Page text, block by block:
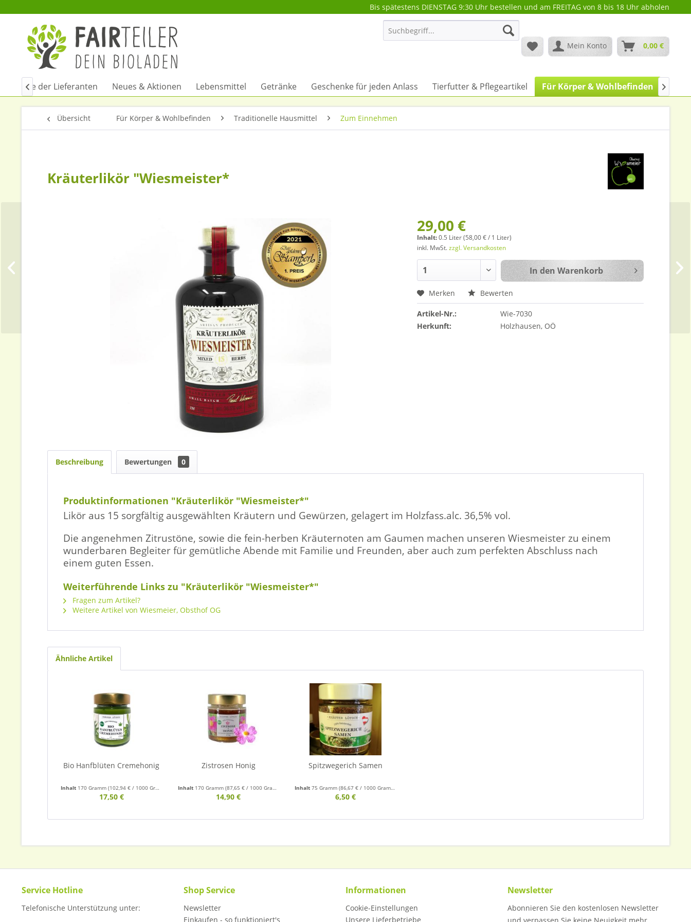
Bis spätestens DIENSTAG 9:30 Uhr bestellen und am FREITAG von 8 bis 18 Uhr abholen
Mein Konto 0,00 €
Urlaube der Lieferanten Neues & Aktionen Lebensmittel Getränke Geschenke für jeden Anlass Tierfutter & Pflegeartikel Für Körper & Wohlbefinden
 
Übersicht Für Körper & Wohlbefinden Traditionelle Hausmittel Zum Einnehmen
Kräuterlikör "Wiesmeister*
29,00 €
Inhalt:0.5 Liter (58,00 € / 1 Liter)
inkl. MwSt.zzgl. Versandkosten
In den Warenkorb
Merken Bewerten
Artikel-Nr.:
Wie-7030
Herkunft:
Holzhausen, OÖ
Beschreibung Bewertungen 0
Produktinformationen "Kräuterlikör "Wiesmeister*"
Likör aus 15 sorgfältig ausgewählten Kräutern und Gewürzen, gelagert im Holzfass.alc. 36,5% vol.
Die angenehmen Zitrustöne, sowie die fein-herben Kräuternoten am Gaumen machen unseren Wiesmeister zu einem
wunderbaren Begleiter für gemütliche Abende mit Familie und Freunden, aber auch zum perfekten Abschluss nach
einem guten Essen.
Weiterführende Links zu "Kräuterlikör "Wiesmeister*"
Fragen zum Artikel?
Weitere Artikel von Wiesmeier, Obsthof OG
Ähnliche Artikel
Bio Hanfblüten Cremehonig
Inhalt 170 Gramm (102,94 € / 1000 Gramm)
17,50 €
Zistrosen Honig
Inhalt 170 Gramm (87,65 € / 1000 Gramm)
14,90 €
Spitzwegerich Samen
Inhalt75 Gramm(86,67 € / 1000 Gramm)
6,50 €
Service Hotline
Telefonische Unterstützung unter:
Shop Service
Newsletter
Einkaufen - so funktioniert's
Informationen
Cookie-Einstellungen
Unsere Lieferbetriebe
Newsletter
Abonnieren Sie den kostenlosen Newsletter